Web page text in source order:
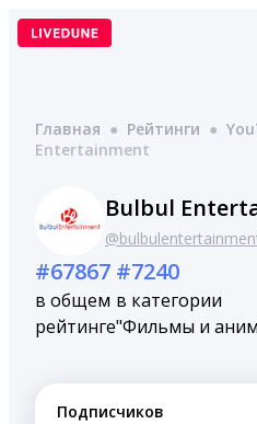
Перейти
Главная ● Рейтинги ●
Entertainment
Bulbul
#67867
в общем
рейтинге
#7240
в категории
"Фильмы и
Подписчиков